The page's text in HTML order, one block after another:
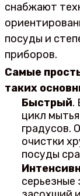
снабжают
посуды и
приборов.
Самые
таких
Быстрый.
цикл
градусов.
очистки
посуды
серьезные